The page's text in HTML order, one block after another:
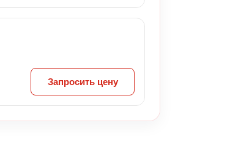
Запросить цену